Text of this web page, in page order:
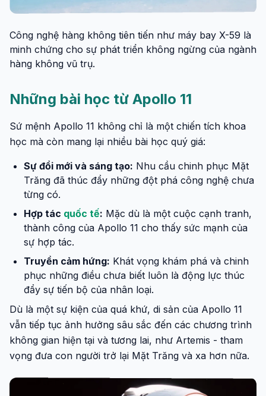
Công nghệ hàng không tiên tiến như máy bay X-59 là
minh chứng cho sự phát triển không ngừng của ngành
hàng không vũ trụ.
Những bài học từ Apollo 11
Sứ mệnh Apollo 11 không chỉ là một chiến tích khoa
học mà còn mang lại nhiều bài học quý giá:
Sự đổi mới và sáng tạo: Nhu cầu chinh phục Mặt
Trăng đã thúc đẩy những đột phá công nghệ chưa
từng có.
Hợp tác quốc tế: Mặc dù là một cuộc cạnh tranh,
thành công của Apollo 11 cho thấy sức mạnh của
sự hợp tác.
Truyền cảm hứng: Khát vọng khám phá và chinh
phục những điều chưa biết luôn là động lực thúc
đẩy sự tiến bộ của nhân loại.
Dù là một sự kiện của quá khứ, di sản của Apollo 11
vẫn tiếp tục ảnh hưởng sâu sắc đến các chương trình
không gian hiện tại và tương lai, như Artemis - tham
vọng đưa con người trở lại Mặt Trăng và xa hơn nữa.